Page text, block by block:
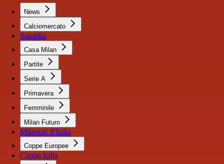
News
Calciomercato
Squadra
Casa Milan
Partite
Serie A
Primavera
Femminile
Milan Futuro
Milanisti d'Italia
Coppe Europee
Coppa italia